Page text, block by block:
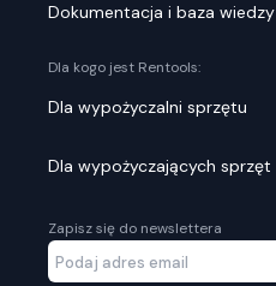
Dokumentacja i baza wiedzy
Dla kogo jest Rentools:
Dla wypożyczalni sprzętu
Dla wypożyczających sprzęt
Zapisz się do newslettera